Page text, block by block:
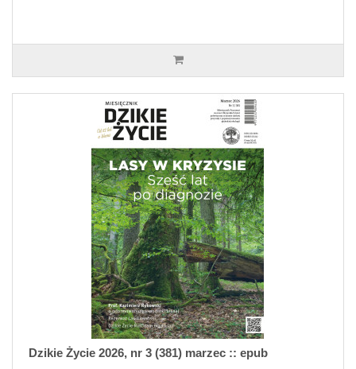
Dzikie Życie 2026, nr 3 (381) marzec :: epub